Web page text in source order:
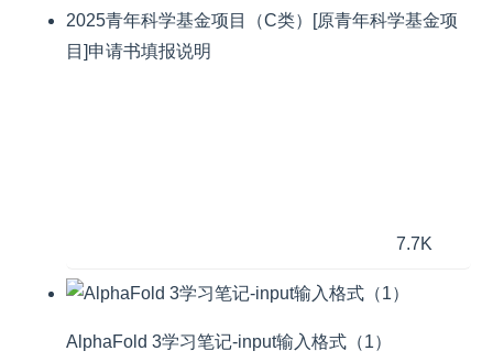
2025青年科学基金项目（C类）[原青年科学基金项
目]申请书填报说明
7.7K
AlphaFold 3学习笔记-input输入格式（1）